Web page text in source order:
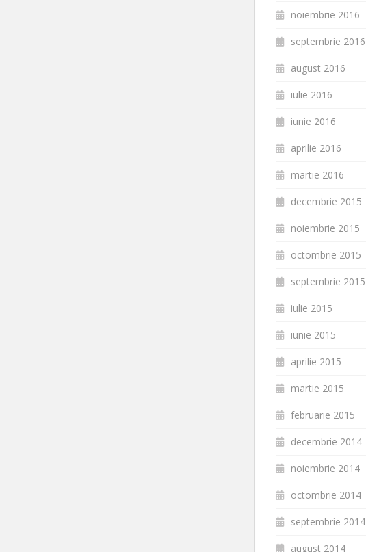
noiembrie 2016
septembrie 2016
august 2016
iulie 2016
iunie 2016
aprilie 2016
martie 2016
decembrie 2015
noiembrie 2015
octombrie 2015
septembrie 2015
iulie 2015
iunie 2015
aprilie 2015
martie 2015
februarie 2015
decembrie 2014
noiembrie 2014
octombrie 2014
septembrie 2014
august 2014